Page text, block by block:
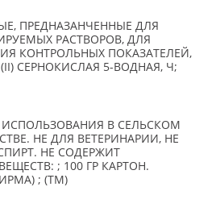
ПРЕДНАЗАНЧЕННЫЕ ДЛЯ
РАСТВОРОВ, ДЛЯ
КОНТРОЛЬНЫХ ПОКАЗАТЕЛЕЙ,
СЕРНОКИСЛАЯ 5-ВОДНАЯ, Ч;
В СЕЛЬСКОМ
НЕ ДЛЯ ВЕТЕРИНАРИИ, НЕ
НЕ СОДЕРЖИТ
; 100 ГР КАРТОН.
; (TM)